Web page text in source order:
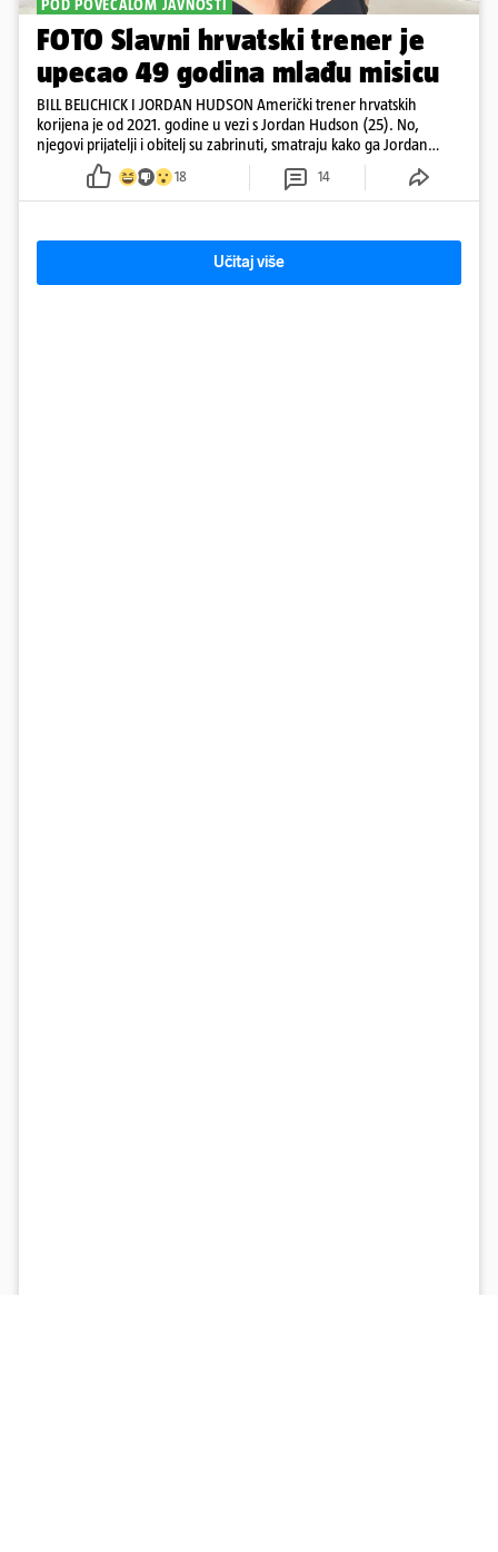
POD POVEĆALOM JAVNOSTI
FOTO Slavni hrvatski trener je
upecao 49 godina mlađu misicu
BILL BELICHICK I JORDAN HUDSON Američki trener hrvatskih
korijena je od 2021. godine u vezi s Jordan Hudson (25). No,
njegovi prijatelji i obitelj su zabrinuti, smatraju kako ga Jordan
kontrolira
18 14
Učitaj više